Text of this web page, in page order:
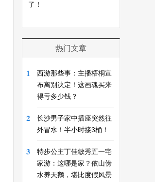
了！
热门文章
1
西游那些事：主播梧桐宣
布离别决定！这画魂买来
得亏多少钱？
2
长沙男子家中插座突然往
外冒水！半小时接3桶！
3
特步公主丁佳敏秀五一宅
家游：这哪是家？依山傍
水养天鹅，堪比度假风景